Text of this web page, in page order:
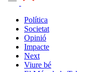
Política
Societat
Opinió
Impacte
Next
Viure bé